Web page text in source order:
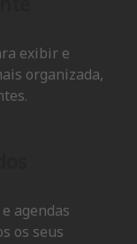
exibir e
organizada,
agendas
os seus